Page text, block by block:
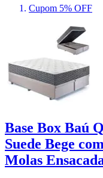
Cupom 5% OFF
Base Box Baú
Suede Bege
Molas